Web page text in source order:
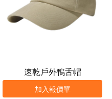
速乾戶外鴨舌帽
加入報價單